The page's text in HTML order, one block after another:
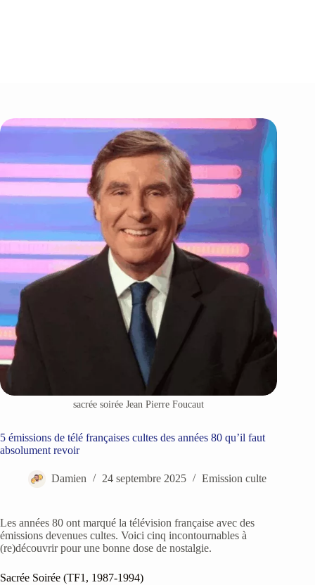
sacrée soirée Jean Pierre Foucaut
5 émissions de télé françaises cultes des années 80 qu’il faut
absolument revoir
Damien 24 septembre 2025 Emission culte
Les années 80 ont marqué la télévision française avec des
émissions devenues cultes. Voici cinq incontournables à
(re)découvrir pour une bonne dose de nostalgie.
Sacrée Soirée (TF1, 1987-1994)